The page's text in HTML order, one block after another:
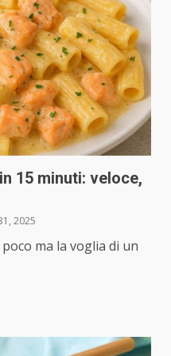
15 minuti: veloce,
2025
ma la voglia di un